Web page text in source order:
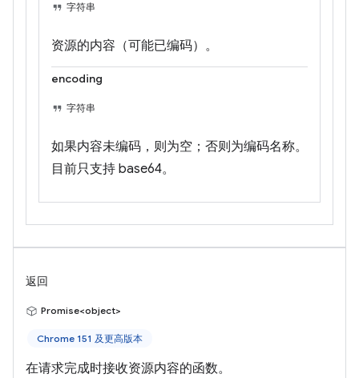
字符串
资源的内容（可能已编码）。
encoding
字符串
如果内容未编码，则为空；否则为编码名称。
目前只支持 base64。
返回
Promise<object>
Chrome 151 及更高版本
在请求完成时接收资源内容的函数。